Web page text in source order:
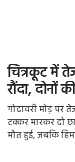
Office Office
Farm & Food
चित्रकूट में
रौंदा, दोनों
गोदावरी मोड़ पर
टक्कर मारकर दो
मौत हुई, जबकि